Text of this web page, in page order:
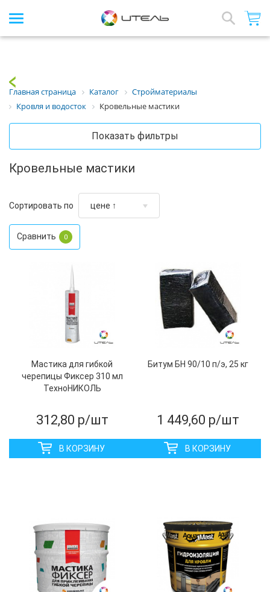
Array
Главная страница Каталог
Стройматериалы
Кровля и водосток
Кровельные мастики
Показать фильтры
Кровельные мастики
Сортировать по
Сравнить 0
Мастика для гибкой
черепицы Фиксер 310 мл
ТехноНИКОЛЬ
312,80 р/шт
В КОРЗИНУ
Битум БН 90/10 п/э, 25 кг
1 449,60 р/шт
В КОРЗИНУ